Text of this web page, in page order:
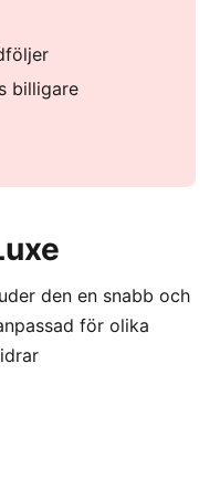
billigare
den en snabb och
för olika